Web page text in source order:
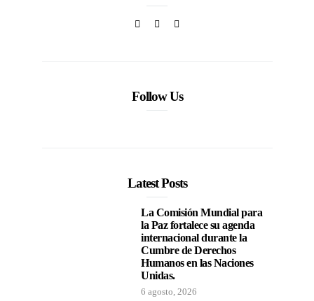
Follow Us
Latest Posts
La Comisión Mundial para
la Paz fortalece su agenda
internacional durante la
Cumbre de Derechos
Humanos en las Naciones
Unidas.
6 agosto, 2026